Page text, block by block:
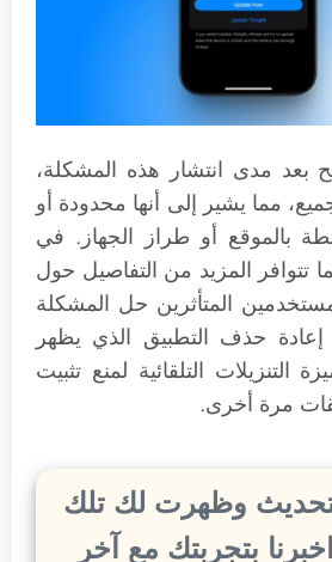
بعد مدى انتشار هذه المشكلة،
مما يشير إلى أنها محدودة أو
بالموقع أو طراز الجهاز. في
تتوافر المزيد من التفاصيل حول
المتأثرين حل المشكلة
حذف التطبيق الذي يظهر
التنزيلات التلقائية لمنع تثبيت
مرة أخرى.
وظهرت لك تلك
بتجربتك مع آخر